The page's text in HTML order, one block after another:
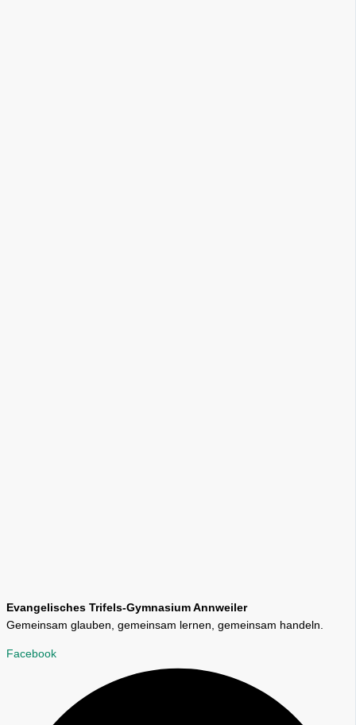
Evangelisches Trifels-Gymnasium Annweiler
Gemeinsam glauben, gemeinsam lernen, gemeinsam handeln.
Facebook